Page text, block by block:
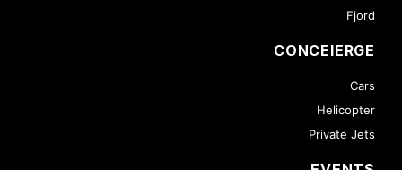
Fjord
CONCEIERGE
Cars
Helicopter
Private Jets